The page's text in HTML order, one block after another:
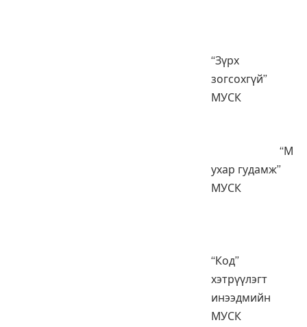
“Зүрх
зогсохгүй”
МУСК
“М
ухар гудамж”
МУСК
“Код”
хэтрүүлэгт
инээдмийн
МУСК